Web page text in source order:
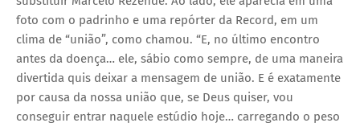
foto com o padrinho e uma repórter da Record, em um
clima de “união”, como chamou. “E, no último encontro
antes da doença… ele, sábio como sempre, de uma maneira
divertida quis deixar a mensagem de união. E é exatamente
por causa da nossa união que, se Deus quiser, vou
conseguir entrar naquele estúdio hoje… carregando o peso